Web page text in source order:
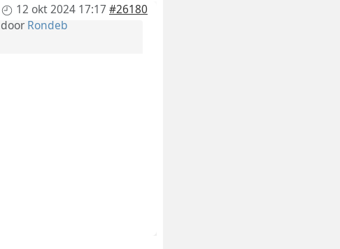
12 okt 2024 17:17 #26180
doorRondeb